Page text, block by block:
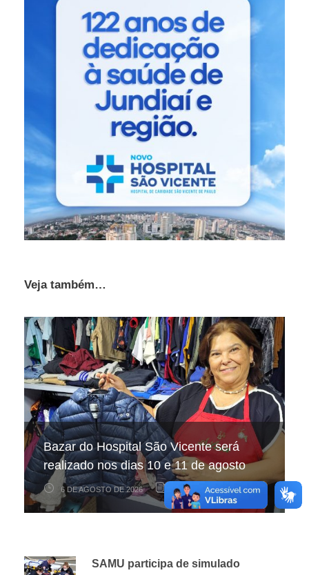
Veja também…
Bazar do Hospital São Vicente será
realizado nos dias 10 e 11 de agosto
6 DE AGOSTO DE 2026 EDITOR
Hospital São Vicente participa de
mapeamento nacional sobre câncer
infantojuvenil
6 DE AGOSTO DE 2026 EDITOR
Hospital São Vicente expande
arrecadação de cupons fiscais pela
Nota Fiscal Paulista
3 DE AGOSTO DE 2026 EDITOR
SAMU participa de simulado